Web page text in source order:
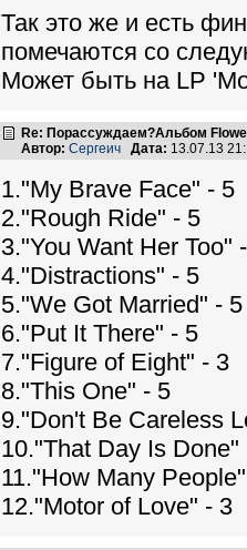
Так это же и есть
помечаются со
Может быть на LP
Re: Порассуждаем?Альбом
Автор: Сергеич Дата: 13.07.13
1."My Brave Face" - 5
2."Rough Ride" - 5
3."You Want Her Too"
4."Distractions" - 5
5."We Got Married" - 5
6."Put It There" - 5
7."Figure of Eight" - 3
8."This One" - 5
9."Don't Be Careless
10."That Day Is Done"
11."How Many
12."Motor of Love" - 3